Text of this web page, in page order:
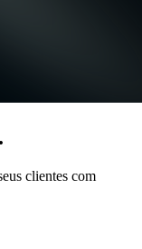
clientes com